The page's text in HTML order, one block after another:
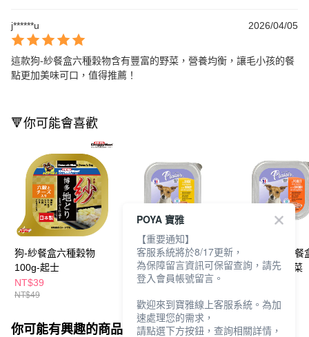
j******u 2026/04/05
這款狗-紗餐盒六種穀物含有豐富的野菜，營養均衡，讓毛小孩的餐
點更加美味可口，值得推薦！
🔻你可能會喜歡
狗-紗餐盒六種穀物
100g-起士
NT$39
NT$49
狗-法樂食主食餐盒
100g-火雞肉+蔬菜
NT$32
狗-法樂食主食餐
100g-雞肉+蔬菜
你可能有興趣的商品 全站排行
POYA 寶雅
【重要通知】
客服系統將於8/17更新，
為保障留言資訊可保留查詢，請先
登入會員帳號留言。
歡迎來到寶雅線上客服系統。為加
速處理您的需求，
請點選下方按鈕，查詢相關詳情，